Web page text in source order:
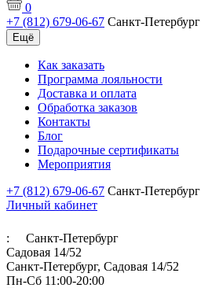
0
+7 (812) 679-06-67 Санкт-Петербург
Ещё
Как заказать
Программа лояльности
Доставка и оплата
Обработка заказов
Контакты
Блог
Подарочные сертификаты
Мероприятия
+7 (812) 679-06-67 Санкт-Петербург
Личный кабинет
:
Санкт-Петербург
Садовая 14/52
Санкт-Петербург, Садовая 14/52
Пн-Сб 11:00-20:00